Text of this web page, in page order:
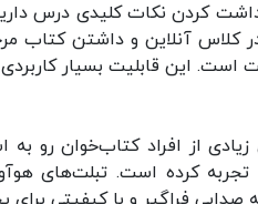
کردن نکات کلیدی درس
کلاس آنلاین و داشتن کتاب
است. این قابلیت بسیار
از افراد کتاب‌خوان رو